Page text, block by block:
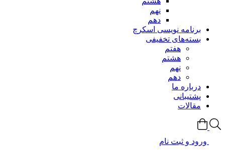
نهم
دهم
برنامه نویسی اسکرچ
بسته‌های تخفیفی
هفتم
هشتم
نهم
دهم
درباره ما
پشتیبانی
مقالات
ورود و ثبت نام